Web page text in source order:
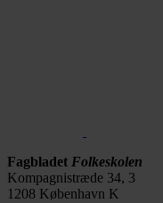
Fagbladet Folkeskolen
Kompagnistræde 34, 3
1208 København K